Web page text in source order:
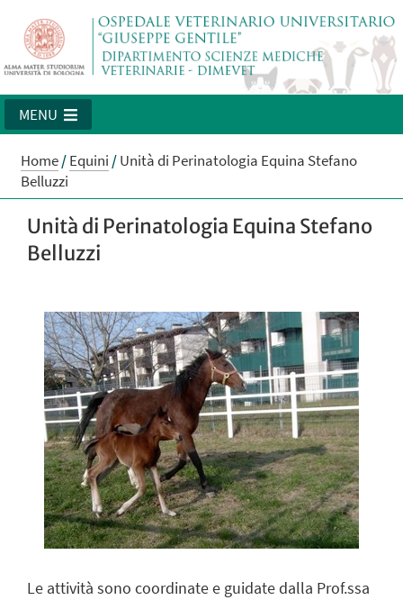
MENU
Home/Equini /Unità di Perinatologia Equina Stefano
Belluzzi
Unità di Perinatologia Equina Stefano
Belluzzi
Le attività sono coordinate e guidate dalla Prof.ssa